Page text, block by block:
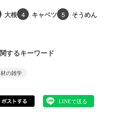
大根 4 キャベツ 5 そうめん
するキーワード
の雑学